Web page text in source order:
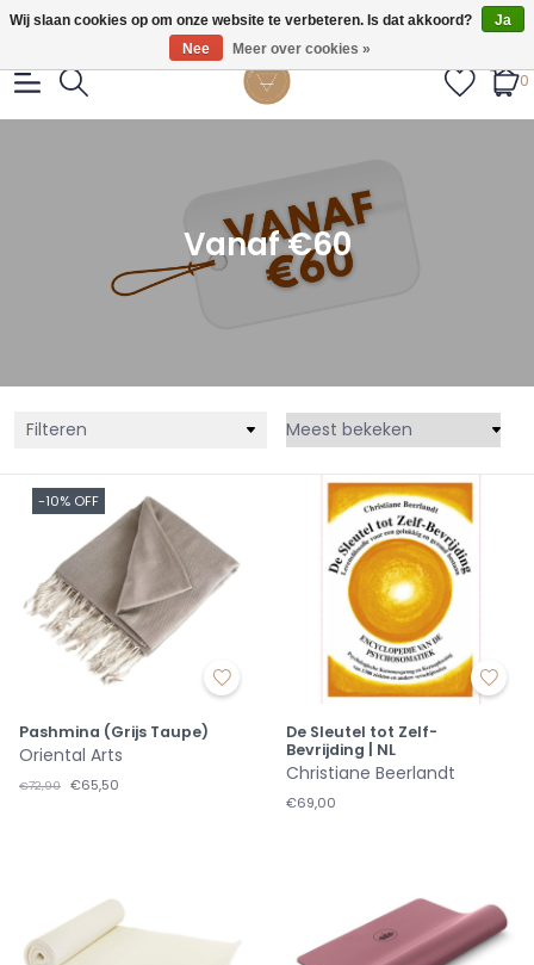
Gratis verzendig vanaf €55.
0
Vanaf €60
Filteren
-10% OFF
Pashmina (Grijs Taupe)
Oriental Arts
€72,90 €65,50
De Sleutel tot Zelf-
Bevrijding | NL
Christiane Beerlandt
€69,00
Wij slaan cookies op om onze website te verbeteren. Is dat akkoord?
Ja
Nee
Meer over cookies »